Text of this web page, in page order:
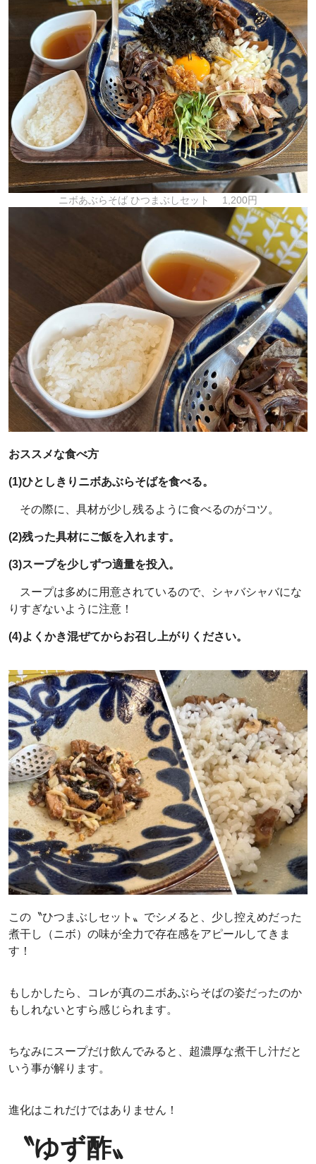
ニボあぶらそば ひつまぶしセット 1,200円
おススメな食べ方
(1)ひとしきりニボあぶらそばを食べる。
その際に、具材が少し残るように食べるのがコツ。
(2)残った具材にご飯を入れます。
(3)スープを少しずつ適量を投入。
スープは多めに用意されているので、シャバシャバにな
りすぎないように注意！
(4)よくかき混ぜてからお召し上がりください。
この〝ひつまぶしセット〟でシメると、少し控えめだった
煮干し（ニボ）の味が全力で存在感をアピールしてきま
す！
もしかしたら、コレが真のニボあぶらそばの姿だったのか
もしれないとすら感じられます。
ちなみにスープだけ飲んでみると、超濃厚な煮干し汁だと
いう事が解ります。
進化はこれだけではありません！
〝ゆず酢〟